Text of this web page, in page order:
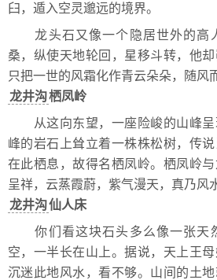
臼，遁入空灵邈远的境界。
龙头石又像一个隐居世外的高
桑，纵使天地轮回，星移斗转，他却
只把一世的风霜化作青云朵朵，随风
龙井沟栖凤岭
从这向东望，一座险峻的山峰呈
峰的岩石上耸立着一株株松树，传
在此栖息，故得名栖凤岭。栖凤岭
呈祥，云蒸霞蔚，紫气漫天，真乃风
龙井沟仙人床
你们看这块石头多么像一张天
空，一半长在山上。据说，天上王母
沉迷此地风水，看不够。山间的土